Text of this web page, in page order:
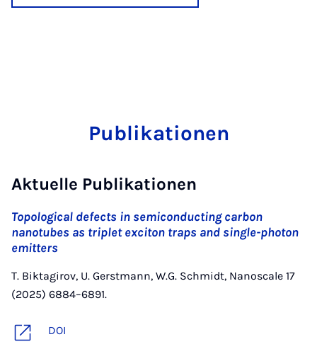
Publikationen
Aktuelle Publikationen
Topological defects in semiconducting carbon
nanotubes as triplet exciton traps and single-photon
emitters
T. Biktagirov, U. Gerstmann, W.G. Schmidt, Nanoscale 17
(2025) 6884–6891.
DOI